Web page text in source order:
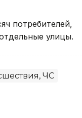
потребителей,
улицы.
ЧС